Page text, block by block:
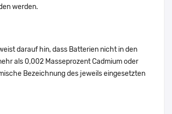
werden.
darauf hin, dass Batterien nicht in den
als 0,002 Masseprozent Cadmium oder
Bezeichnung des jeweils eingesetzten